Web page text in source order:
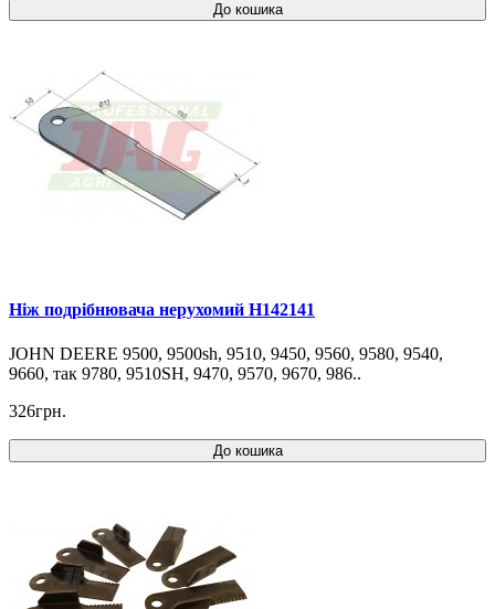
До кошика
Ніж подрібнювача нерухомий H142141
JOHN DEERE 9500, 9500sh, 9510, 9450, 9560, 9580, 9540,
9660, так 9780, 9510SH, 9470, 9570, 9670, 986..
326грн.
До кошика